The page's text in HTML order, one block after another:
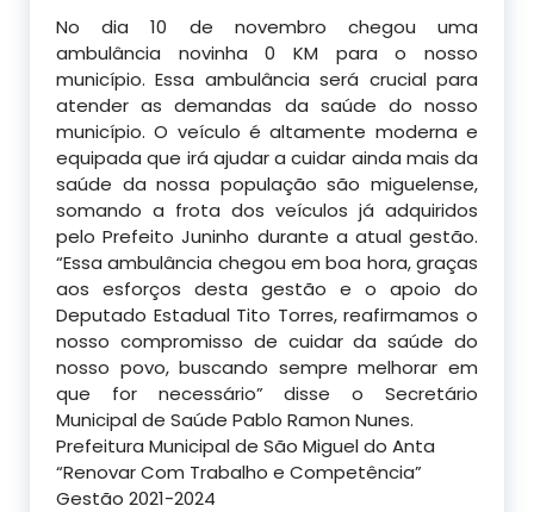
No dia 10 de novembro chegou uma
ambulância novinha 0 KM para o nosso
município. Essa ambulância será crucial para
atender as demandas da saúde do nosso
município. O veículo é altamente moderna e
equipada que irá ajudar a cuidar ainda mais da
saúde da nossa população são miguelense,
somando a frota dos veículos já adquiridos
pelo Prefeito Juninho durante a atual gestão.
“Essa ambulância chegou em boa hora, graças
aos esforços desta gestão e o apoio do
Deputado Estadual Tito Torres, reafirmamos o
nosso compromisso de cuidar da saúde do
nosso povo, buscando sempre melhorar em
que for necessário” disse o Secretário
Municipal de Saúde Pablo Ramon Nunes.
Prefeitura Municipal de São Miguel do Anta
“Renovar Com Trabalho e Competência”
Gestão 2021-2024